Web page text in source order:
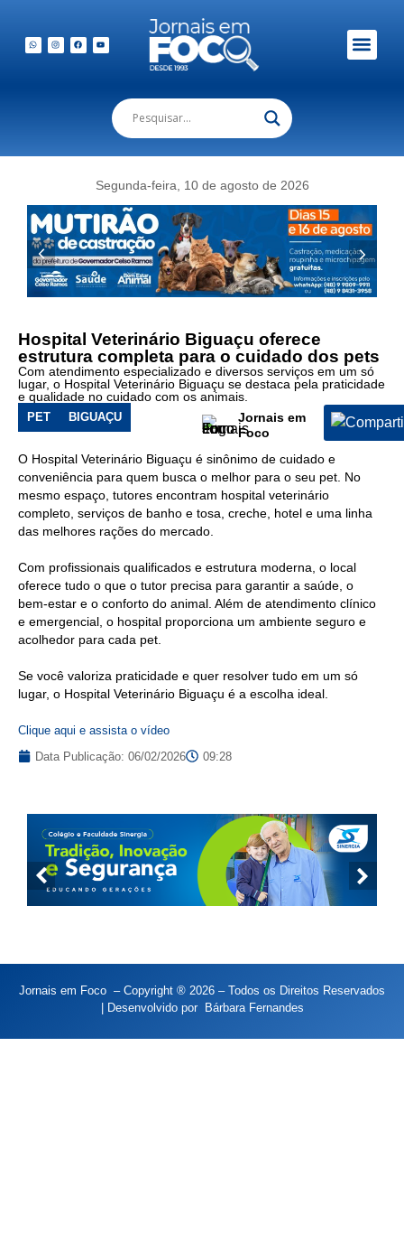
Segunda-feira, 10 de agosto de 2026
Hospital Veterinário Biguaçu oferece
estrutura completa para o cuidado dos pets
Com atendimento especializado e diversos serviços em um só
lugar, o Hospital Veterinário Biguaçu se destaca pela praticidade
e qualidade no cuidado com os animais.
PET BIGUAÇU
Jornais em
Foco
Veterinário
Biguaçu
reúne
serviços
completos
para
o
estar
dos
pets
(Foto
Divulgação)
O Hospital Veterinário Biguaçu é sinônimo de cuidado e
conveniência para quem busca o melhor para o seu pet. No
mesmo espaço, tutores encontram hospital veterinário
completo, serviços de banho e tosa, creche, hotel e uma linha
das melhores rações do mercado.
Com profissionais qualificados e estrutura moderna, o local
oferece tudo o que o tutor precisa para garantir a saúde, o
bem-estar e o conforto do animal. Além de atendimento clínico
e emergencial, o hospital proporciona um ambiente seguro e
acolhedor para cada pet.
Se você valoriza praticidade e quer resolver tudo em um só
lugar, o Hospital Veterinário Biguaçu é a escolha ideal.
Clique aqui e assista o vídeo
Data Publicação: 06/02/2026 09:28
Jornais em Foco – Copyright ® 2026 – Todos os Direitos Reservados
| Desenvolvido por
Bárbara Fernandes